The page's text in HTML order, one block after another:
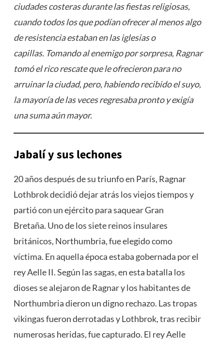
ciudades costeras durante las fiestas religiosas,
cuando todos los que podían ofrecer al menos algo
de resistencia estaban en las iglesias o
capillas. Tomando al enemigo por sorpresa, Ragnar
tomó el rico rescate que le ofrecieron para no
arruinar la ciudad, pero, habiendo recibido el suyo,
la mayoría de las veces regresaba pronto y exigía
una suma aún mayor.
Jabalí y sus lechones
20 años después de su triunfo en París, Ragnar
Lothbrok decidió dejar atrás los viejos tiempos y
partió con un ejército para saquear Gran
Bretaña. Uno de los siete reinos insulares
británicos, Northumbria, fue elegido como
víctima. En aquella época estaba gobernada por el
rey Aelle II. Según las sagas, en esta batalla los
dioses se alejaron de Ragnar y los habitantes de
Northumbria dieron un digno rechazo. Las tropas
vikingas fueron derrotadas y Lothbrok, tras recibir
numerosas heridas, fue capturado. El rey Aelle